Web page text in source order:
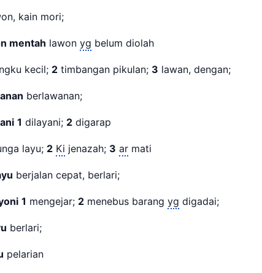
kain mori;
mentah lawon yg belum diolah
kecil; 2 timbangan pikulan; 3 lawan, dengan;
berlawanan;
1 dilayani; 2 digarap
layu; 2 Ki jenazah; 3 ar mati
berjalan cepat, berlari;
1 mengejar; 2 menebus barang yg digadai;
berlari;
pelarian